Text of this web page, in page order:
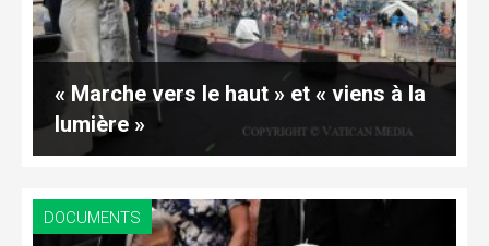
« Marche vers le haut » et « viens à la
lumière »
DOCUMENTS